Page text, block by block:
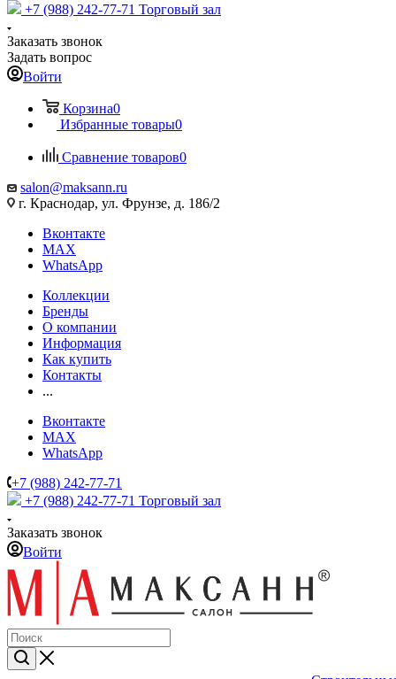
+7 (988) 242-77-71 Торговый зал
Заказать звонок
Задать вопрос
Войти
Корзина0
Избранные товары0
Сравнение товаров0
salon@maksann.ru
г. Краснодар, ул. Фрунзе, д. 186/2
Вконтакте
MAX
WhatsApp
Коллекции
Бренды
О компании
Информация
Как купить
Контакты
...
Вконтакте
MAX
WhatsApp
+7 (988) 242-77-71
+7 (988) 242-77-71 Торговый зал
Заказать звонок
Войти